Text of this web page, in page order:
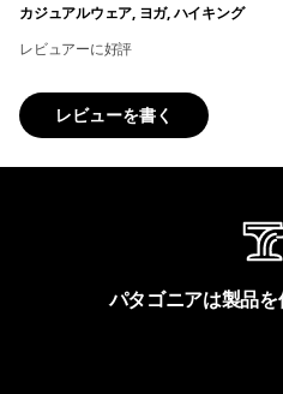
カジュアルウェア, ヨガ, ハイキング
レビュアーに好評
レビューを書く
パタゴニアは製品を